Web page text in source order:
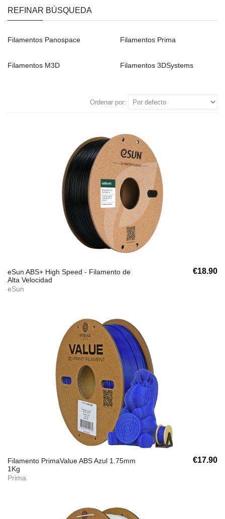
REFINAR BÚSQUEDA
Filamentos Panospace Filamentos Prima
Filamentos M3D Filamentos 3DSystems
Ordenar por:
eSun ABS+ High Speed - Filamento de
Alta Velocidad
eSun
€18.90
Filamento PrimaValue ABS Azul 1.75mm
1Kg
Prima
€17.90